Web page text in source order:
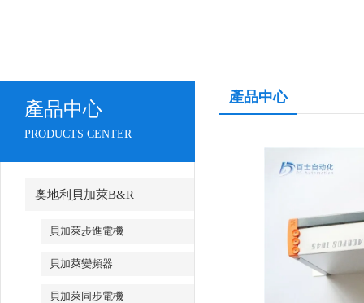
產品中心
PRODUCTS CENTER
奧地利貝加萊B&R
貝加萊步進電機
貝加萊變頻器
貝加萊同步電機
產品中心